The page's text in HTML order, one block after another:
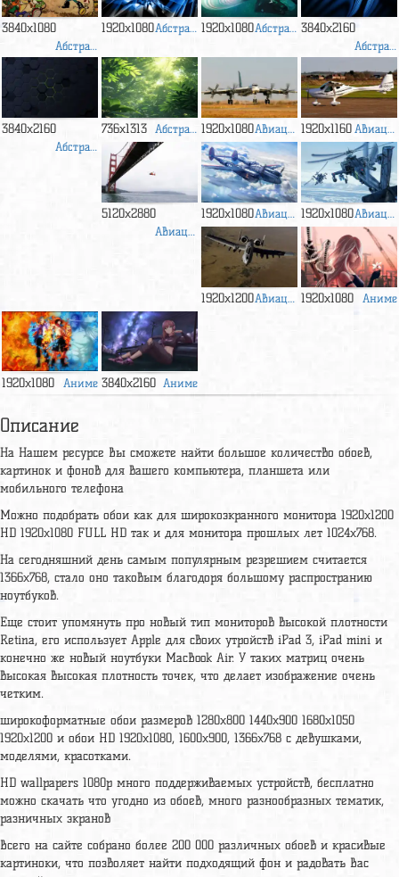
3840x1080
Абстракция
1920x1080 Абстракция 1920x1080 Абстракция 3840x2160
Абстракция
3840x2160
Абстракция
736x1313 Абстракция 1920x1080 Авиация 1920x1160 Авиация
5120x2880
Авиация
1920x1080 Авиация 1920x1080 Авиация
1920x1200 Авиация 1920x1080 Аниме
1920x1080 Аниме 3840x2160 Аниме
Описание
На Нашем ресурсе Вы сможете найти большое количество обоев,
картинок и фонов для вашего компьютера, планшета или
мобильного телефона
Можно подобрать обои как для широкоэкранного монитора 1920x1200
HD 1920x1080 FULL HD так и для монитора прошлых лет 1024x768.
На сегодняшний день самым популярным резрешием считается
1366x768, стало оно таковым благодоря большому распространию
ноутбуков.
Еще стоит упомянуть про новый тип мониторов высокой плотности
Retina, его использует Apple для своих утройств iPad 3, iPad mini и
конечно же новый ноутбуки MacBook Air. У таких матриц очень
высокая высокая плотность точек, что делает изображение очень
четким.
широкоформатные обои размеров 1280x800 1440x900 1680x1050
1920x1200 и обои HD 1920x1080, 1600x900, 1366x768 с девушками,
моделями, красотками.
HD wallpapers 1080p много поддерживаемых устройств, бесплатно
можно скачать что угодно из обоев, много разнообразных тематик,
разничных экранов
Всего на сайте собрано более 200 000 различных обоев и красивые
картиноки, что позволяет найти подходящий фон и радовать Вас